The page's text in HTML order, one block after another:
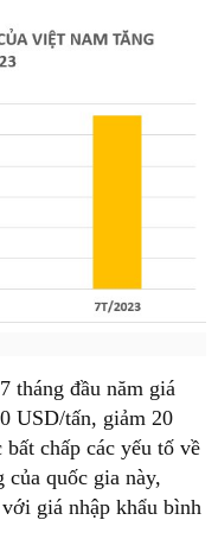
tháng đầu năm giá
USD/tấn, giảm 20
chấp các yếu tố về
của quốc gia này,
giá nhập khẩu bình